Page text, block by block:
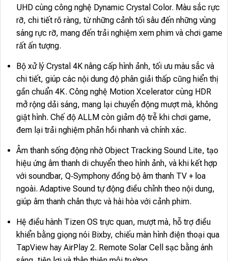
UHD cùng công nghệ Dynamic Crystal Color. Màu sắc rực
rỡ, chi tiết rõ ràng, từ những cảnh tối sâu đến những vùng
sáng rực rỡ, mang đến trải nghiệm xem phim và chơi game
rất ấn tượng.
Bộ xử lý Crystal 4K nâng cấp hình ảnh, tối ưu màu sắc và
chi tiết, giúp các nội dung độ phân giải thấp cũng hiển thị
gần chuẩn 4K. Công nghệ Motion Xcelerator cùng HDR
mở rộng dải sáng, mang lại chuyển động mượt mà, không
giật hình. Chế độ ALLM còn giảm độ trễ khi chơi game,
đem lại trải nghiệm phản hồi nhanh và chính xác.
Âm thanh sống động nhờ Object Tracking Sound Lite, tạo
hiệu ứng âm thanh di chuyển theo hình ảnh, và khi kết hợp
với soundbar, Q‑Symphony đồng bộ âm thanh TV + loa
ngoài. Adaptive Sound tự động điều chỉnh theo nội dung,
giúp âm thanh chân thực và hài hòa với cảnh phim.
Hệ điều hành Tizen OS trực quan, mượt mà, hỗ trợ điều
khiển bằng giọng nói Bixby, chiếu màn hình điện thoại qua
TapView hay AirPlay 2. Remote Solar Cell sạc bằng ánh